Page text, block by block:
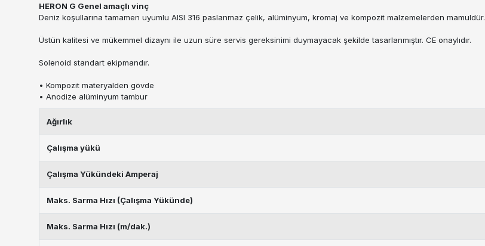
HERON G Genel amaçlı vinç
Deniz koşullarına tamamen uyumlu AISI 316 paslanmaz çelik, alüminyum, kromaj ve kompozit malzemelerden mamuldür.
Üstün kalitesi ve mükemmel dizaynı ile uzun süre servis gereksinimi duymayacak şekilde tasarlanmıştır. CE onaylıdır.
Solenoid standart ekipmandır.
• Kompozit materyalden gövde
• Anodize alüminyum tambur
Ağırlık
Çalışma yükü
Çalışma Yükündeki Amperaj
Maks. Sarma Hızı (Çalışma Yükünde)
Maks. Sarma Hızı (m/dak.)